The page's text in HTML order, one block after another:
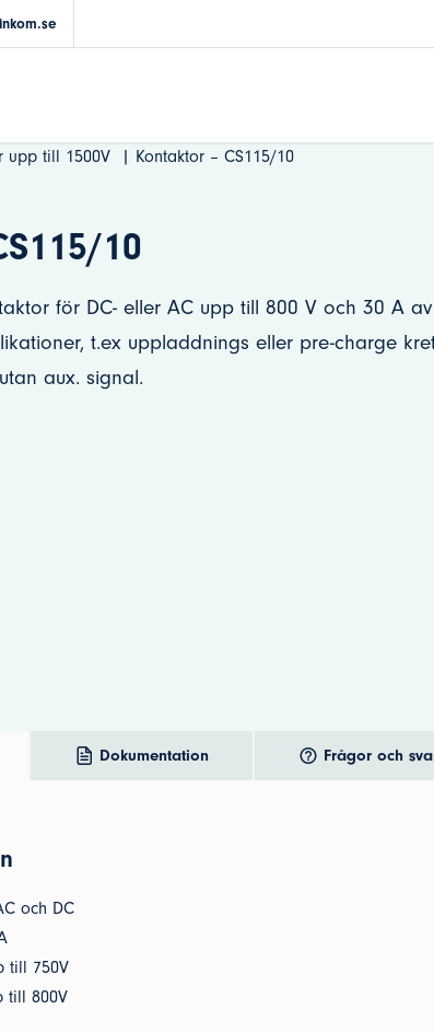
upp till 1500V Kontaktor – CS115/10
10
för DC- eller AC upp till 800 V och 30 A
t.ex uppladdnings eller pre-charge
aux. signal.
Dokumentation Frågor och
och DC
till 750V
till 800V